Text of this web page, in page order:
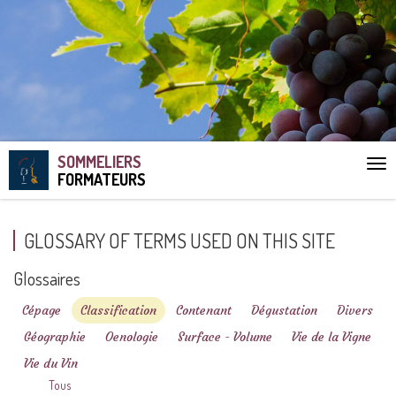
SOMMELIERS
FORMATEURS
GLOSSARY OF TERMS USED ON THIS SITE
Glossaires
Cépage Classification Contenant Dégustation
Divers
Géographie
Oenologie Surface - Volume
Vie de la Vigne
Vie du Vin
Tous